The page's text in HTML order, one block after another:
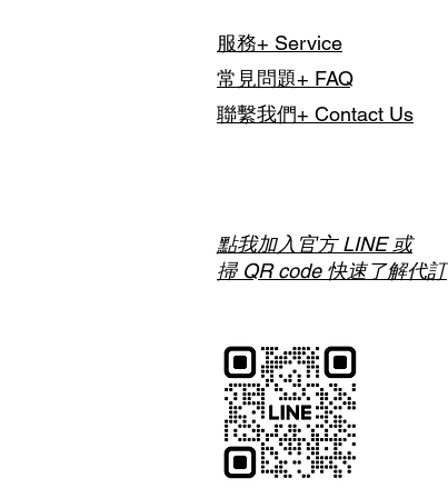
服務+ Service
常見問題+ FAQ
聯繫我們+ Contact Us
點我加入官方 LINE 或
掃 QR code 快速了解代訂